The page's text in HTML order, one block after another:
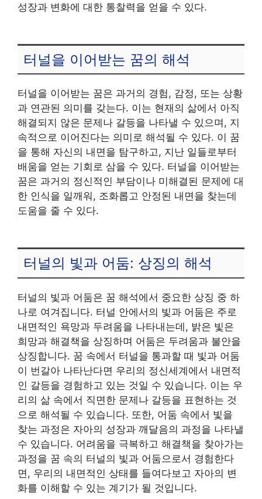
성장과 변화에 대한 통찰력을 얻을 수 있다.
터널을 이어받는 꿈의 해석
터널을 이어받는 꿈은 과거의 경험, 감정, 또는 상황
과 연관된 의미를 갖는다. 이는 현재의 삶에서 아직
해결되지 않은 문제나 갈등을 나타낼 수 있으며, 지
속적으로 이어진다는 의미로 해석될 수 있다. 이 꿈
을 통해 자신의 내면을 탐구하고, 지난 일들로부터
배움을 얻는 기회로 삼을 수 있다. 터널을 이어받는
꿈은 과거의 정신적인 부담이나 미해결된 문제에 대
한 인식을 일깨워, 조화롭고 안정된 내면을 찾는데
도움을 줄 수 있다.
터널의 빛과 어둠: 상징의 해석
터널의 빛과 어둠은 꿈 해석에서 중요한 상징 중 하
나로 여겨집니다. 터널 안에서의 빛과 어둠은 주로
내면적인 욕망과 두려움을 나타내는데, 밝은 빛은
희망과 해결책을 상징하며 어둠은 두려움과 불안을
상징합니다. 꿈 속에서 터널을 통과할 때 빛과 어둠
이 번갈아 나타난다면 우리의 정신세계에서 내면적
인 갈등을 경험하고 있는 것일 수 있습니다. 이는 우
리의 삶 속에서 직면한 문제나 갈등을 표현하는 것
으로 해석될 수 있습니다. 또한, 어둠 속에서 빛을
찾는 과정은 자아의 성장과 깨달음의 과정을 나타낼
수 있습니다. 어려움을 극복하고 해결책을 찾아가는
과정을 꿈 속의 터널의 빛과 어둠으로서 경험한다
면, 우리의 내면적인 상태를 들여다보고 자아의 변
화를 이해할 수 있는 계기가 될 것입니다.